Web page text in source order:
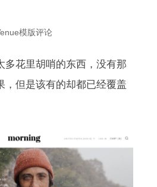
模版评论
多花里胡哨的东西，没有那
，但是该有的却都已经覆盖